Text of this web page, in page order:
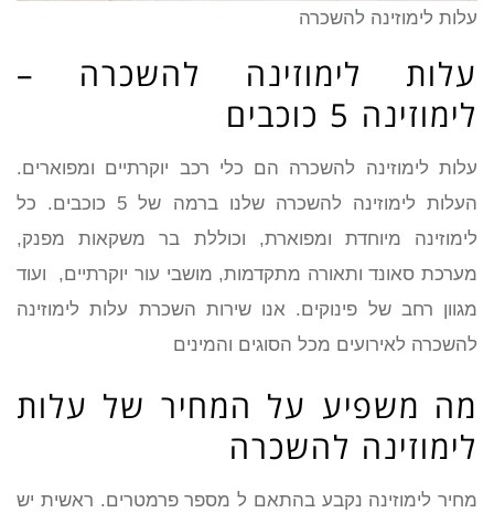
עלות לימוזינה להשכרה
עלות לימוזינה להשכרה –
לימוזינה 5 כוכבים
עלות לימוזינה להשכרה הם כלי רכב יוקרתיים ומפוארים.
העלות לימוזינה להשכרה שלנו ברמה של 5 כוכבים. כל
לימוזינה מיוחדת ומפוארת, וכוללת בר משקאות מפנק,
מערכת סאונד ותאורה מתקדמות, מושבי עור יוקרתיים, ועוד
מגוון רחב של פינוקים. אנו שירות השכרת עלות לימוזינה
להשכרה לאירועים מכל הסוגים והמינים
מה משפיע על המחיר של עלות
לימוזינה להשכרה
מחיר לימוזינה נקבע בהתאם ל מספר פרמטרים. ראשית יש